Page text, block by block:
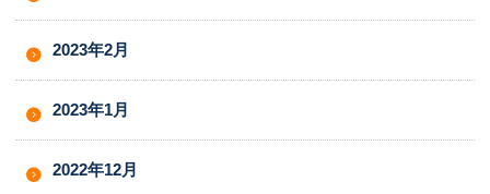
2023年2月
2023年1月
2022年12月